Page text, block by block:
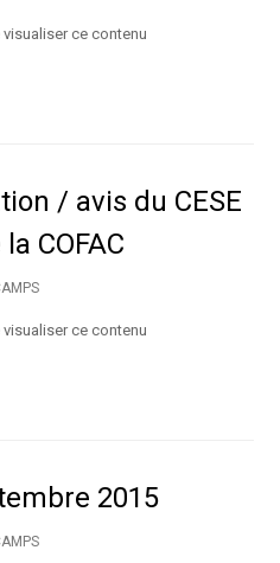
ce contenu
/ avis du CESE
COFAC
ce contenu
2015